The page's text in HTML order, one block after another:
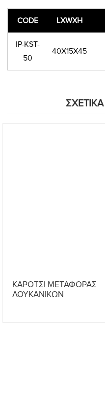
CODE LXWXH
IP-KST-
50
40X15X45
ΚΑΡΟΤΣΙ ΜΕΤΑΦΟΡΑΣ
ΛΟΥΚΑΝΙΚΩΝ